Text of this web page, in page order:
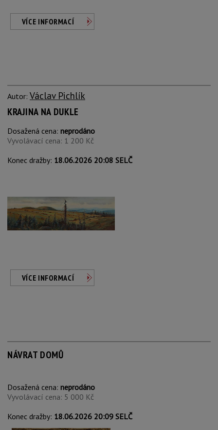
VÍCE INFORMACÍ
Autor: Václav Pichlík
KRAJINA NA DUKLE
Dosažená cena: neprodáno
Vyvolávací cena: 1 200 Kč
Konec dražby: 18.06.2026 20:08 SELČ
VÍCE INFORMACÍ
NÁVRAT DOMŮ
Dosažená cena: neprodáno
Vyvolávací cena: 5 000 Kč
Konec dražby: 18.06.2026 20:09 SELČ